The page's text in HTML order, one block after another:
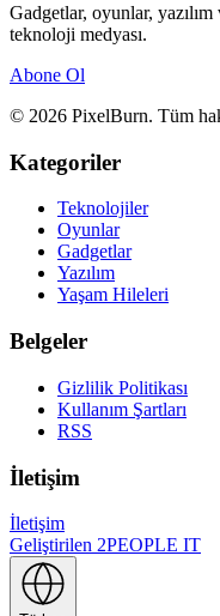
Gadgetlar, oyunlar,
teknoloji medyası.
Abone Ol
© 2026 PixelBurn. Tüm
Kategoriler
Teknolojiler
Oyunlar
Gadgetlar
Yazılım
Yaşam Hileleri
Belgeler
Gizlilik Politikası
Kullanım Şartları
RSS
İletişim
İletişim
Geliştirilen 2PEOPLE IT